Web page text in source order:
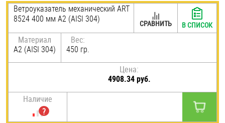
Ветроуказатель механический ART
8524 400 мм А2 (AISI 304)
Материал
А2 (AISI 304)
Вес:
450 гр.
Цена:
4908.34 руб.
Наличие
СРАВНИТЬ В СПИСОК